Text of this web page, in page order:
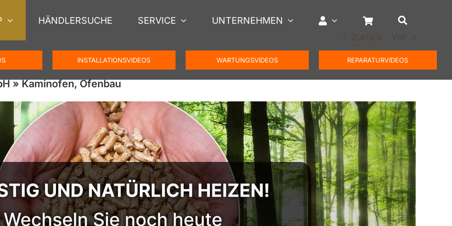
HÄNDLERSUCHE SERVICE UNTERNEHMEN
INSTALLATIONSVIDEOS WARTUNGSVIDEOS REPARATURVIDEOS
Zurück Vor
» Kaminofen, Ofenbau